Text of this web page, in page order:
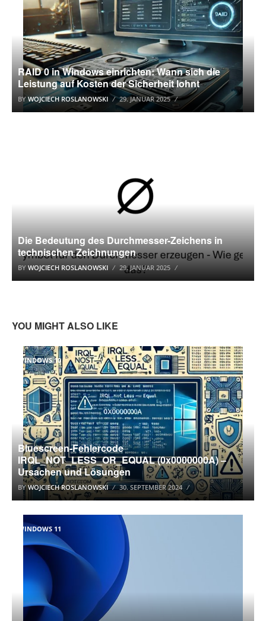
RAID 0 in Windows einrichten: Wann sich die
Leistung auf Kosten der Sicherheit lohnt
BY WOJCIECH ROSLANOWSKI 29. JANUAR 2025
Die Bedeutung des Durchmesser-Zeichens in
technischen Zeichnungen
BY WOJCIECH ROSLANOWSKI 29. JANUAR 2025
YOU MIGHT ALSO LIKE
WINDOWS 10
Bluescreen-Fehlercode
IRQL_NOT_LESS_OR_EQUAL (0x0000000A) –
Ursachen und Lösungen
BY WOJCIECH ROSLANOWSKI 30. SEPTEMBER 2024
WINDOWS 11